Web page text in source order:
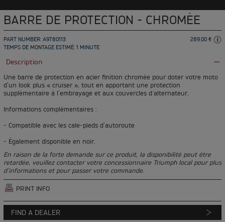
BARRE DE PROTECTION - CHROMÉE
PART NUMBER: A9780113
289,00 €
TEMPS DE MONTAGE ESTIMÉ: 1 MINUTE
Description
Une barre de protection en acier finition chromée pour doter votre moto
d’un look plus « cruiser », tout en apportant une protection
supplémentaire à l’embrayage et aux couvercles d'alternateur.
Informations complémentaires :
- Compatible avec les cale-pieds d’autoroute
- Également disponible en noir.
En raison de la forte demande sur ce produit, la disponibilité peut être
retardée, veuillez contacter votre concessionnaire Triumph local pour plus
d'informations et pour passer votre commande.
PRINT INFO
FIND A DEALER